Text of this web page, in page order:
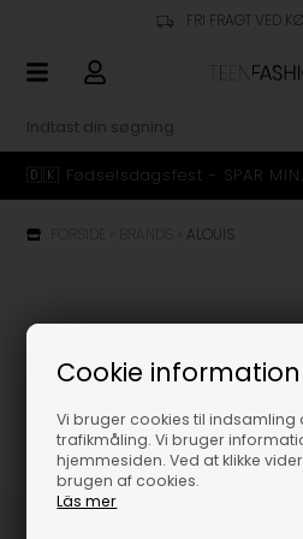
Cookie information
Vi bruger cookies til indsamling
trafikmåling. Vi bruger
hjemmesiden. Ved at klikke
brugen af cookies.
Läs mer
FRI FRAGT VED
🇩🇰 Fødselsdagsfest - SPAR
ALOUIS